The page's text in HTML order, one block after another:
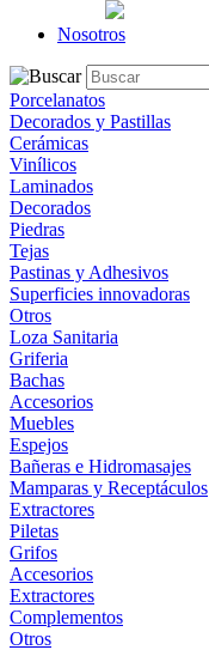
Nosotros
Porcelanatos
Decorados y Pastillas
Cerámicas
Vinílicos
Laminados
Decorados
Piedras
Tejas
Pastinas y Adhesivos
Superficies innovadoras
Otros
Loza Sanitaria
Griferia
Bachas
Accesorios
Muebles
Espejos
Bañeras e Hidromasajes
Mamparas y Receptáculos
Extractores
Piletas
Grifos
Accesorios
Extractores
Complementos
Otros